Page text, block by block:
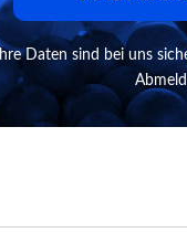
Ihre Daten sind bei uns